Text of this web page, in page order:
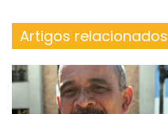
Artigos relacionados